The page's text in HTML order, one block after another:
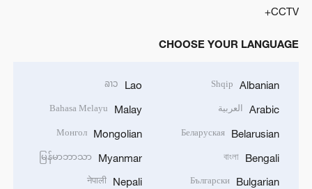
CCTV+
CHOOSE YOUR LANGUAGE
Albanian
Shqip
Arabic العربية
Belarusian
Беларуская
Bengali
বাংলা
Bulgarian
Български
Lao
ລາວ
Malay
Bahasa Melayu
Mongolian
Монгол
Myanmar
မြန်မာဘာသာ
Nepali
नेपाली